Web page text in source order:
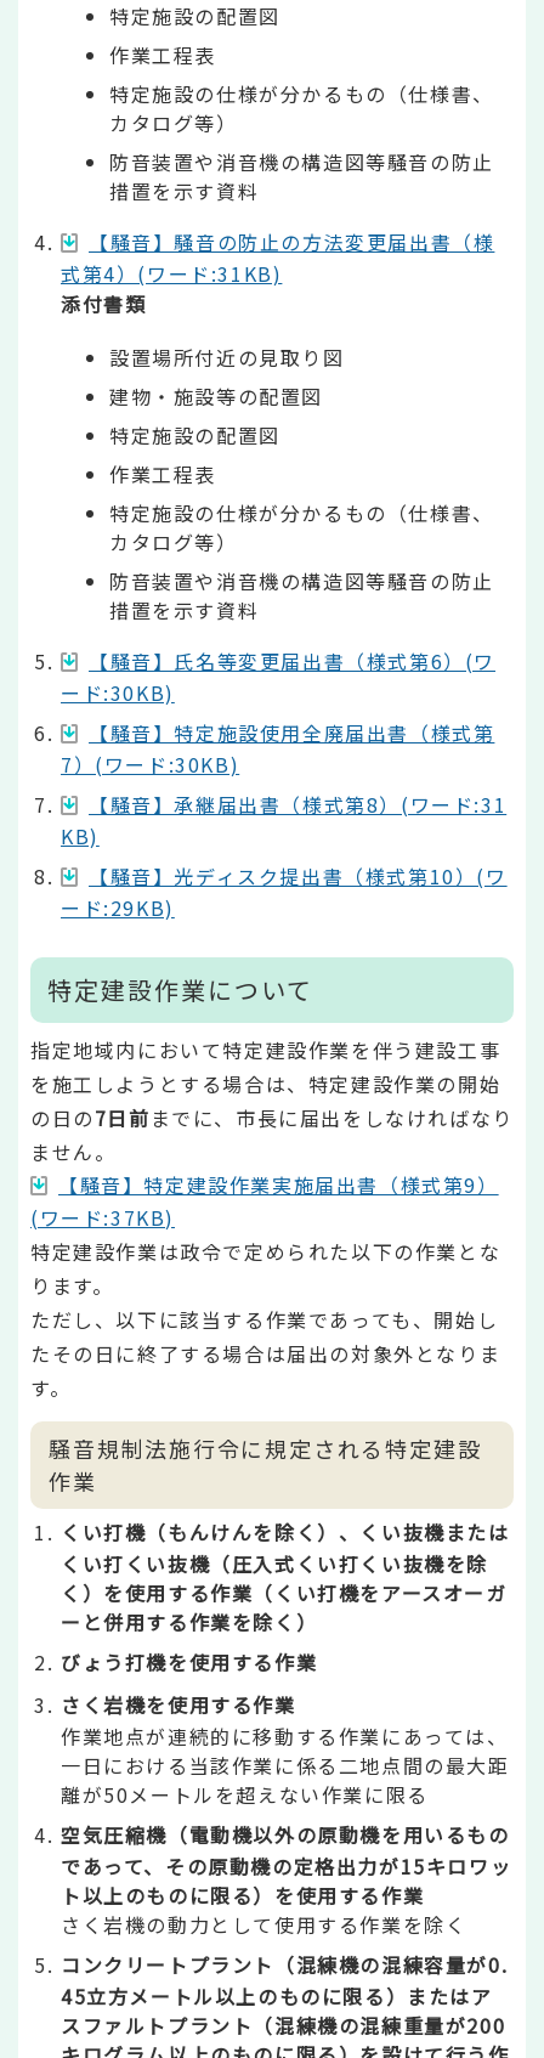
特定施設の配置図
作業工程表
特定施設の仕様が分かるもの（仕様書、
カタログ等）
防音装置や消音機の構造図等騒音の防止
措置を示す資料
【騒音】騒音の防止の方法変更届出書（様
式第4）(ワード:31KB)
添付書類
設置場所付近の見取り図
建物・施設等の配置図
特定施設の配置図
作業工程表
特定施設の仕様が分かるもの（仕様書、
カタログ等）
防音装置や消音機の構造図等騒音の防止
措置を示す資料
【騒音】氏名等変更届出書（様式第6）(ワ
ード:30KB)
【騒音】特定施設使用全廃届出書（様式第
7）(ワード:30KB)
【騒音】承継届出書（様式第8）(ワード:31
KB)
【騒音】光ディスク提出書（様式第10）(ワ
ード:29KB)
特定建設作業について
指定地域内において特定建設作業を伴う建設工事
を施工しようとする場合は、特定建設作業の開始
の日の7日前 までに、市長に届出をしなければなり
ません。
【騒音】特定建設作業実施届出書（様式第9）
(ワード:37KB)
特定建設作業は政令で定められた以下の作業とな
ります。
ただし、以下に該当する作業であっても、開始し
たその日に終了する場合は届出の対象外となりま
す。
騒音規制法施行令に規定される特定建設
作業
くい打機（もんけんを除く）、くい抜機または
くい打くい抜機（圧入式くい打くい抜機を除
く）を使用する作業（くい打機をアースオーガ
ーと併用する作業を除く）
びょう打機を使用する作業
さく岩機を使用する作業
作業地点が連続的に移動する作業にあっては、
一日における当該作業に係る二地点間の最大距
離が50メートルを超えない作業に限る
空気圧縮機（電動機以外の原動機を用いるもの
であって、その原動機の定格出力が15キロワッ
ト以上のものに限る）を使用する作業
さく岩機の動力として使用する作業を除く
コンクリートプラント（混練機の混練容量が0.
45立方メートル以上のものに限る）またはア
スファルトプラント（混練機の混練重量が200